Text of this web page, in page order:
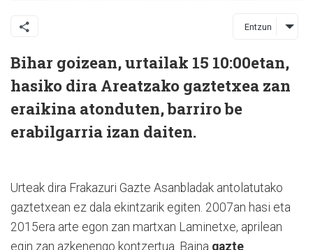
Entzun
Bihar goizean, urtailak 15 10:00etan,
hasiko dira Areatzako gaztetxea zan
eraikina atonduten, barriro be
erabilgarria izan daiten.
Urteak dira Frakazuri Gazte Asanbladak antolatutako
gaztetxean ez dala ekintzarik egiten. 2007an hasi eta
2015era arte egon zan martxan Laminetxe, aprilean
egin zan azkenengo kontzertua. Baina gazte